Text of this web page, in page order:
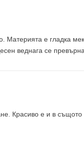
Материята е гладка
веднага се
Красиво е и в